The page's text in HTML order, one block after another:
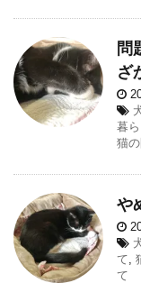
問
ざ
暮ら
猫
や
て
て